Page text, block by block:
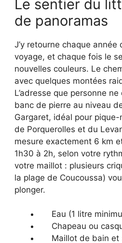
Le sentier du
de panoramas
J’y retourne chaque
voyage, et chaque fois le
nouvelles couleurs. Le
avec quelques montées
L’adresse que personne
banc de pierre au niveau
Gargaret, idéal pour
de Porquerolles et du
mesure exactement 6 km
1h30 à 2h, selon votre
votre maillot : plusieurs
la plage de Coucoussa)
plonger.
Eau (1 litre
Chapeau ou
Maillot de bain et